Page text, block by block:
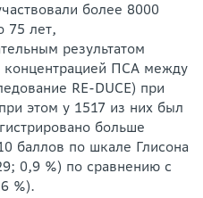
более 8000
75 лет,
результатом
ПСА между
RE-DUCE) при
этом у 1517 из них был
больше
баллов по шкале Глисона
0,9 %) по сравнению с
%).